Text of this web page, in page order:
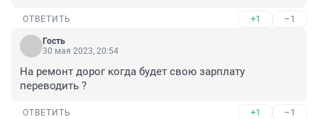
ОТВЕТИТЬ +1 –1
Гость
30 мая 2023, 20:54
На ремонт дорог когда будет свою зарплату
переводить ?
ОТВЕТИТЬ +1 –1